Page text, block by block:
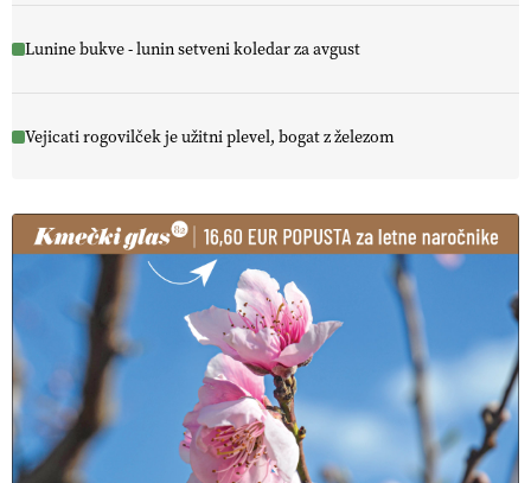
Lunine bukve - lunin setveni koledar za avgust
Vejicati rogovilček je užitni plevel, bogat z železom